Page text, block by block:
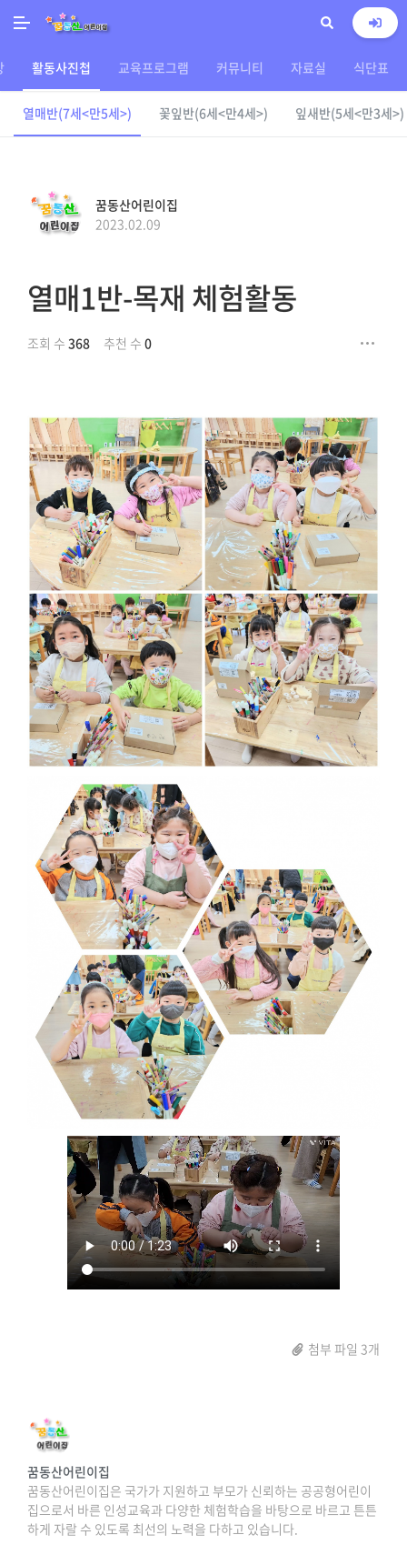
활동사진첩 교육프로그램 커뮤니티 자료실 식단표
열매반(7세<만5세>) 꽃잎반(6세<만4세>) 잎새반(5세<만3세>)
꿈동산어린이집
2023.02.09
열매1반-목재 체험활동
조회 수 368 추천 수 0
첨부 파일 3개
꿈동산어린이집
꿈동산어린이집은 국가가 지원하고 부모가 신뢰하는 공공형어린이
집으로서 바른 인성교육과 다양한 체험학습을 바탕으로 바르고 튼튼
하게 자랄 수 있도록 최선의 노력을 다하고 있습니다.